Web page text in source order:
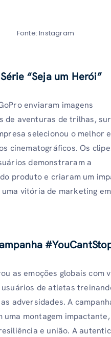
Fonte: Instagram
“Seja um Herói”
enviaram imagens
de aventuras de trilhas,
selecionou o melhor
cinematográficos. Os
demonstraram a
produto e criaram um
vitória de marketing
as emoções globais com
de atletas
adversidades. A
uma montagem impactante,
e união. A